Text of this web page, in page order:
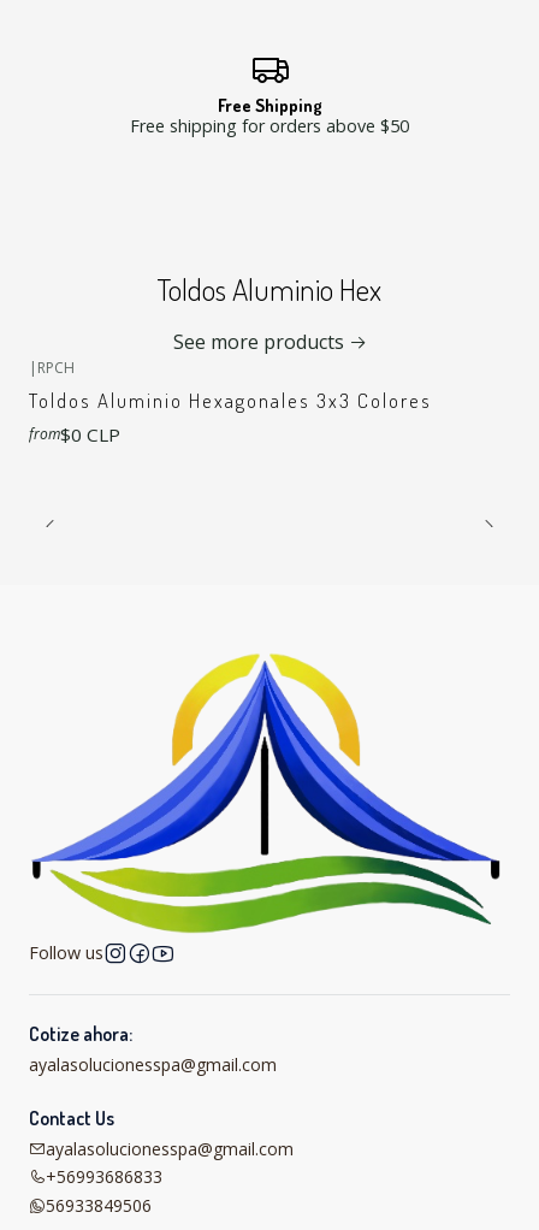
Free Shipping
Free shipping for orders above $50
Toldos Aluminio Hex
See more products
| RPCH
Toldos Aluminio Hexagonales 3x3 Colores
from$0 CLP
Follow us
Cotize ahora:
ayalasolucionesspa@gmail.com
Contact Us
ayalasolucionesspa@gmail.com
+56993686833
56933849506